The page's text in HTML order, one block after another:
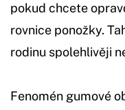
pokud chcete
rovnice ponožky.
rodinu spolehlivěji
Fenomén gumové